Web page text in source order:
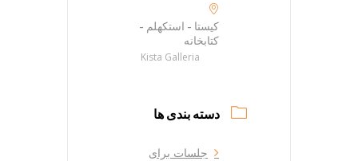
کیستا - استکهلم -
کتابخانه
Kista Galleria
دسته بندی ها
جلسات برای